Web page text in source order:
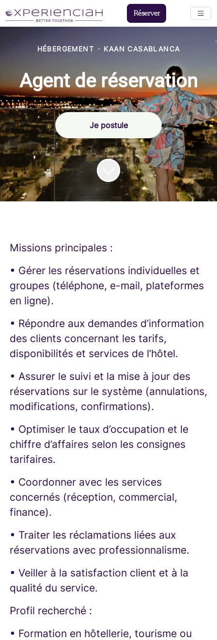
HÉBERGEMENT · KAAN CASABLANCA
Agent de réservation
Je postule
Missions principales :
• Gérer les réservations individuelles et
groupes (téléphone, e-mail, plateformes
en ligne).
• Répondre aux demandes d’information
des clients concernant les tarifs,
disponibilités et services de l’hôtel.
• Assurer le suivi et la mise à jour des
réservations sur le système (annulations,
modifications, confirmations).
• Optimiser le taux d’occupation et le
chiffre d’affaires selon les consignes
tarifaires.
• Coordonner avec les services
concernés (réception, commercial,
finance).
• Traiter les réclamations liées aux
réservations avec professionnalisme.
• Veiller à la satisfaction client et à la
qualité du service.
Profil recherché :
• Formation en hôtellerie, tourisme ou
Réserver